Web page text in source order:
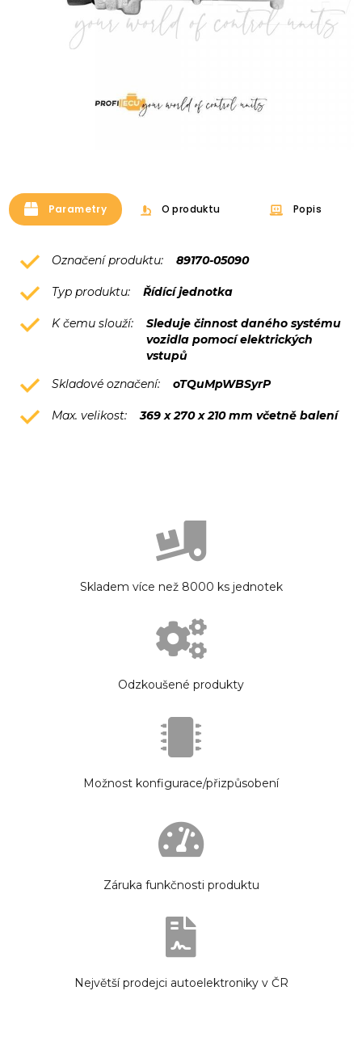
Parametry O produktu Popis
Označení produktu: 89170-05090
Typ produktu: Řídící jednotka
K čemu slouží:
Sleduje činnost daného systému
vozidla pomocí elektrických
vstupů
Skladové označení:
oTQuMpWBSyrP
Max. velikost: 369 x 270 x 210 mm včetně balení
Skladem více než 8000 ks jednotek
Odzkoušené produkty
Možnost konfigurace/přizpůsobení
Záruka funkčnosti produktu
Největší prodejci autoelektroniky v ČR